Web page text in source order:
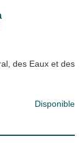
des Eaux et des
Disponible